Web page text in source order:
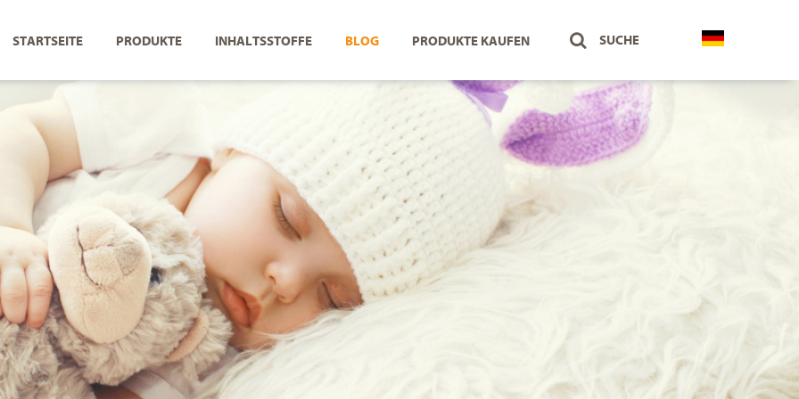
Schweiz
STARTSEITE PRODUKTE INHALTSSTOFFE BLOG PRODUKTE KAUFEN